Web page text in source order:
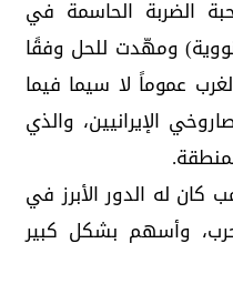
الضربة الحاسمة في
ومهّدت للحل وفقًا
عموماً لا سيما فيما
الإيرانيين، والذي
كان له الدور الأبرز في
وأسهم بشكل كبير